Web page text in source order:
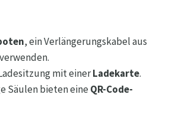
, ein Verlängerungskabel aus
mit einerLadekarte.
Säulen bieten eine QR-Code-